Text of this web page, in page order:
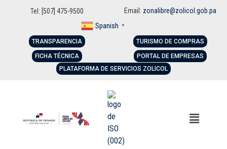
Tel: [507] 475-9500 Email: zonalibre@zolicol.gob.pa
Spanish ▼
TRANSPARENCIA
FICHA TÉCNICA
TURISMO DE COMPRAS
PORTAL DE EMPRESAS
PLATAFORMA DE SERVICIOS ZOLICOL